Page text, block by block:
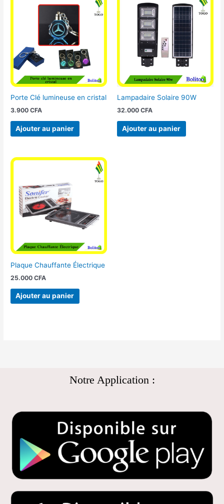
Porte Clé lumineuse en cristal
3.900CFA
Ajouter au panier
Lampadaire Solaire 90W
32.000 CFA
Ajouter au panier
Plaque Chauffante Électrique
25.000CFA
Ajouter au panier
Notre Application :